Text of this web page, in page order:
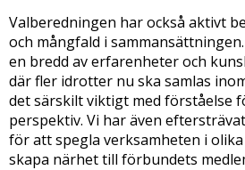
Valberedningen har också aktivt
och mångfald i
en bredd av erfarenheter och
där fler idrotter nu ska samlas
det särskilt viktigt med förståelse
perspektiv. Vi har även
för att spegla verksamheten i
skapa närhet till förbundets